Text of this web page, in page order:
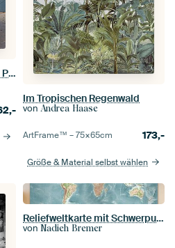
Magnus Walker 277 Hot Rod Porsche 911
Im Tropischen Regenwald
von Andrea Haase
ArtFrame™ –75×65cm 173,-
Größe & Material selbst wählen
Reliefweltkarte mit Schwerpunkt auf Natur und Ozeane
von Nadieh Bremer